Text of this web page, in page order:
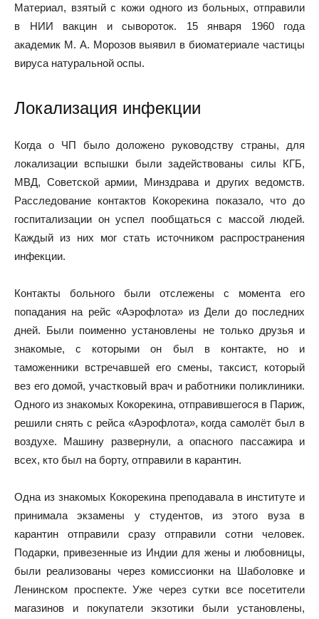
Материал, взятый с кожи одного из больных, отправили
в НИИ вакцин и сывороток. 15 января 1960 года
академик М. А. Морозов выявил в биоматериале частицы
вируса натуральной оспы.
Локализация инфекции
Когда о ЧП было доложено руководству страны, для
локализации вспышки были задействованы силы КГБ,
МВД, Советской армии, Минздрава и других ведомств.
Расследование контактов Кокорекина показало, что до
госпитализации он успел пообщаться с массой людей.
Каждый из них мог стать источником распространения
инфекции.
Контакты больного были отслежены с момента его
попадания на рейс «Аэрофлота» из Дели до последних
дней. Были поименно установлены не только друзья и
знакомые, с которыми он был в контакте, но и
таможенники встречавшей его смены, таксист, который
вез его домой, участковый врач и работники поликлиники.
Одного из знакомых Кокорекина, отправившегося в Париж,
решили снять с рейса «Аэрофлота», когда самолёт был в
воздухе. Машину развернули, а опасного пассажира и
всех, кто был на борту, отправили в карантин.
Одна из знакомых Кокорекина преподавала в институте и
принимала экзамены у студентов, из этого вуза в
карантин отправили сразу отправили сотни человек.
Подарки, привезенные из Индии для жены и любовницы,
были реализованы через комиссионки на Шаболовке и
Ленинском проспекте. Уже через сутки все посетители
магазинов и покупатели экзотики были установлены,